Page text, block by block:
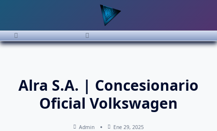
contenido
Alra S.A. | Concesionario
Oficial Volkswagen
Admin Ene 29, 2025